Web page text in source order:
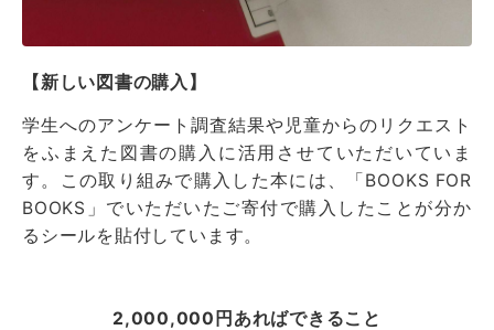
【新しい図書の購入】
学生へのアンケート調査結果や児童からのリクエスト
をふまえた図書の購入に活用させていただいていま
す。この取り組みで購入した本には、「BOOKS FOR
BOOKS」でいただいたご寄付で購入したことが分か
るシールを貼付しています。
2,000,000円あればできること